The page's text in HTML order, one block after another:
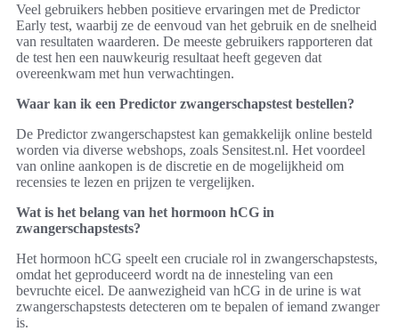
Veel gebruikers hebben positieve ervaringen met de Predictor
Early test, waarbij ze de eenvoud van het gebruik en de snelheid
van resultaten waarderen. De meeste gebruikers rapporteren dat
de test hen een nauwkeurig resultaat heeft gegeven dat
overeenkwam met hun verwachtingen.
Waar kan ik een Predictor zwangerschapstest bestellen?
De Predictor zwangerschapstest kan gemakkelijk online besteld
worden via diverse webshops, zoals Sensitest.nl. Het voordeel
van online aankopen is de discretie en de mogelijkheid om
recensies te lezen en prijzen te vergelijken.
Wat is het belang van het hormoon hCG in
zwangerschapstests?
Het hormoon hCG speelt een cruciale rol in zwangerschapstests,
omdat het geproduceerd wordt na de innesteling van een
bevruchte eicel. De aanwezigheid van hCG in de urine is wat
zwangerschapstests detecteren om te bepalen of iemand zwanger
is.